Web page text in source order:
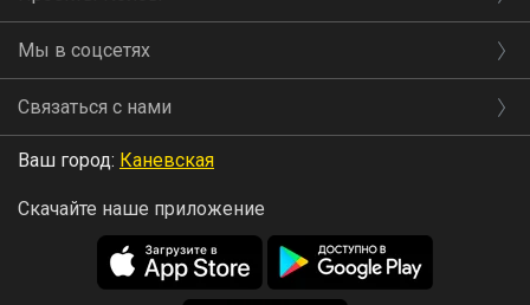
Мы в соцсетях
Связаться с нами
Ваш город: Каневская
Скачайте наше приложение